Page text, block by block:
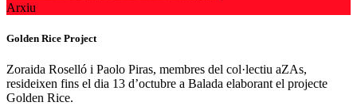
Arxiu
Golden Rice Project
Zoraida Roselló i Paolo Piras, membres del col·lectiu aZAs,
resideixen fins el dia 13 d’octubre a Balada elaborant el projecte
Golden Rice.